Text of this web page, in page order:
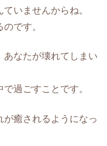
いませんからね。
です。
あなたが壊れてしまい
過ごすことです。
が癒されるようになっ